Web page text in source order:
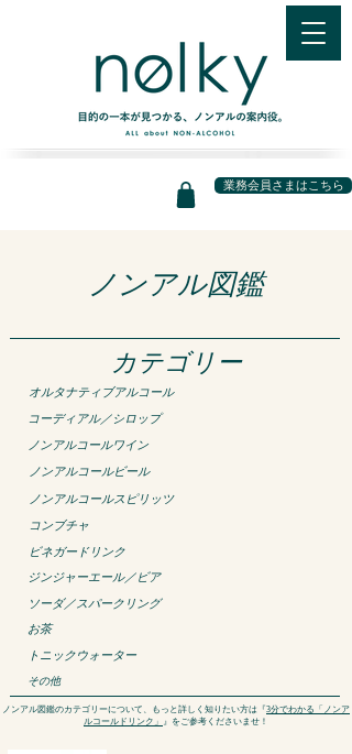
業務会員さまはこちら
​ノンアル図鑑
カテゴリー
​オルタナティブアルコール
コーディアル／シロップ
ノンアルコールワイン
ノンアルコールビール
ノンアルコールスピリッツ
​コンブチャ
ビネガードリンク
ジンジャーエール／ビア
ソーダ／スパークリング
お茶
トニックウォーター
​その他
ノンアル図鑑のカテゴリーについて、もっと詳しく知りたい方は『3分でわかる「ノンア
ルコールドリンク」 』をご参考くださいませ！